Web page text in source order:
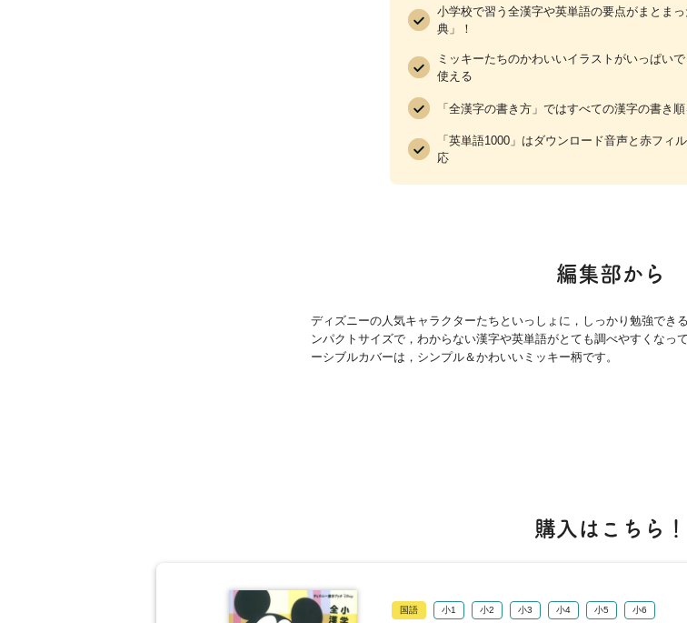
小学校で習う全漢字や英単語の要点がまとま
典」！
ミッキーたちのかわいいイラストがいっぱい
使える
「全漢字の書き方」ではすべての漢字の書き
「英単語1000」はダウンロード音声と赤フィ
応
編集部から
ディズニーの人気キャラクターたちといっしょに，しっかり勉強でき
ンパクトサイズで，わからない漢字や英単語がとても調べやすくなっ
ーシブルカバーは，シンプル＆かわいいミッキー柄です。
購入はこちら！
国語 小1 小2 小3 小4 小5 小6